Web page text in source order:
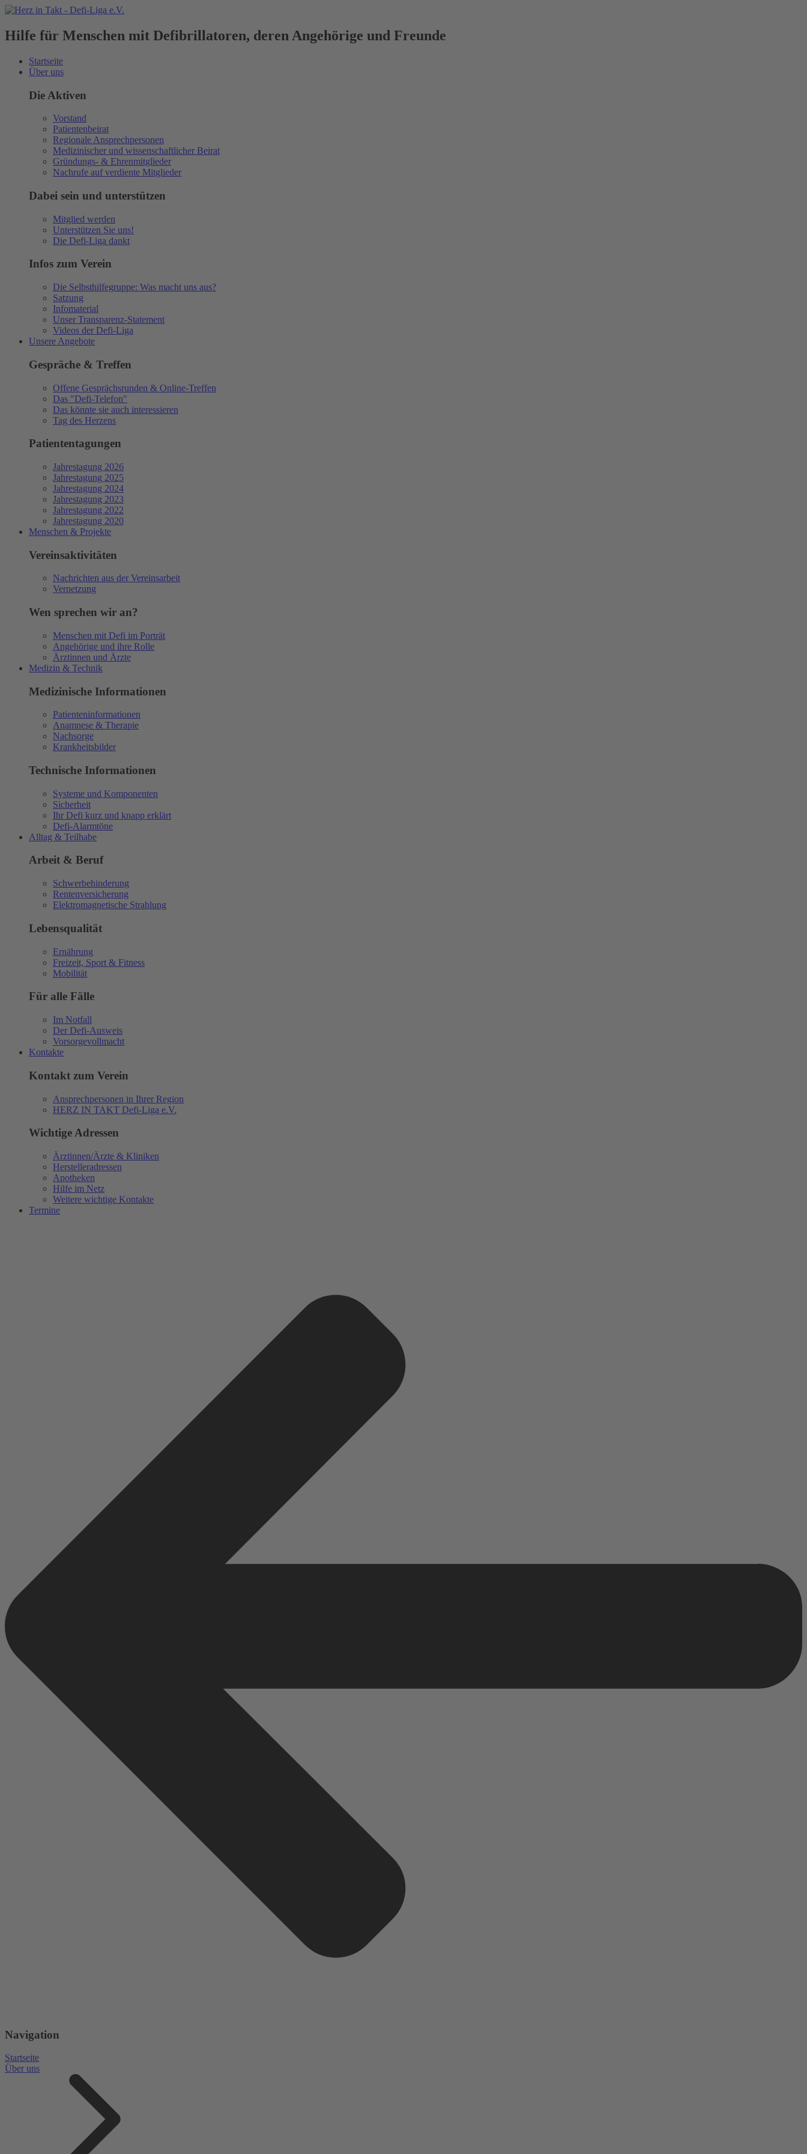
Hilfe für Menschen mit Defibrillatoren, deren Angehörige und Freunde
Startseite
Über uns
Die Aktiven
Vorstand
Patientenbeirat
Regionale Ansprechpersonen
Medizinischer und wissenschaftlicher Beirat
Gründungs- & Ehrenmitglieder
Nachrufe auf verdiente Mitglieder
Dabei sein und unterstützen
Mitglied werden
Unterstützen Sie uns!
Die Defi-Liga dankt
Infos zum Verein
Die Selbsthilfegruppe: Was macht uns aus?
Satzung
Infomaterial
Unser Transparenz-Statement
Videos der Defi-Liga
Unsere Angebote
Gespräche & Treffen
Offene Gesprächsrunden & Online-Treffen
Das "Defi-Telefon"
Das könnte sie auch interessieren
Tag des Herzens
Patiententagungen
Jahrestagung 2026
Jahrestagung 2025
Jahrestagung 2024
Jahrestagung 2023
Jahrestagung 2022
Jahrestagung 2020
Menschen & Projekte
Vereinsaktivitäten
Nachrichten aus der Vereinsarbeit
Vernetzung
Wen sprechen wir an?
Menschen mit Defi im Porträt
Angehörige und ihre Rolle
Ärztinnen und Ärzte
Medizin & Technik
Medizinische Informationen
Patienteninformationen
Anamnese & Therapie
Nachsorge
Krankheitsbilder
Technische Informationen
Systeme und Komponenten
Sicherheit
Ihr Defi kurz und knapp erklärt
Defi-Alarmtöne
Alltag & Teilhabe
Arbeit & Beruf
Schwerbehinderung
Rentenversicherung
Elektromagnetische Strahlung
Lebensqualität
Ernährung
Freizeit, Sport & Fitness
Mobilität
Für alle Fälle
Im Notfall
Der Defi-Ausweis
Vorsorgevollmacht
Kontakte
Kontakt zum Verein
Ansprechpersonen in Ihrer Region
HERZ IN TAKT Defi-Liga e.V.
Wichtige Adressen
Ärztinnen/Ärzte & Kliniken
Herstelleradressen
Apotheken
Hilfe im Netz
Weitere wichtige Kontakte
Termine
Navigation
Startseite
Über uns